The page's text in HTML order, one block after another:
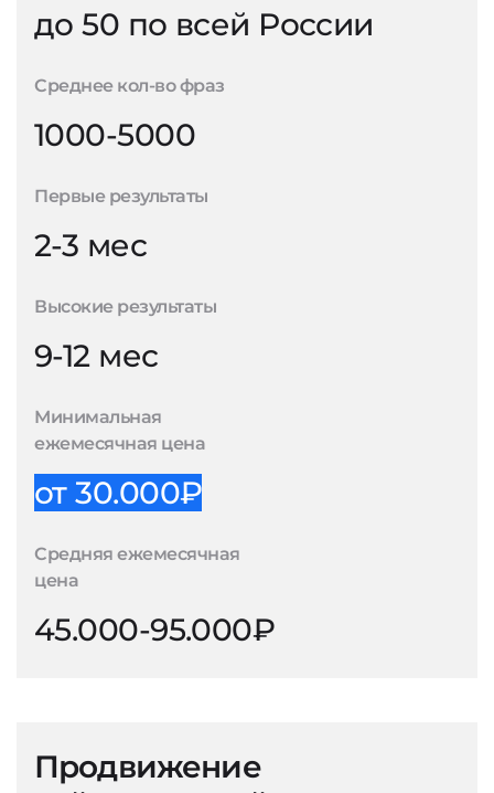
до 50 по всей России
Среднее кол-во фраз
1000-5000
Первые результаты
2-3 мес
Высокие результаты
9-12 мес
Минимальная
ежемесячная цена
от 30.000₽
Средняя ежемесячная
цена
45.000-95.000₽
Продвижение